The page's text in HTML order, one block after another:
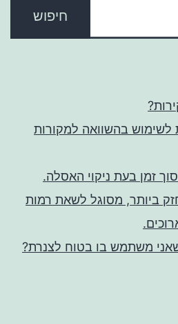
בהשוואה למקורות
זמן בעת ניקוי האסלה.
ביותר, מסוגל לשאת רמות
שאני משתמש בו בטוח לצנרת?